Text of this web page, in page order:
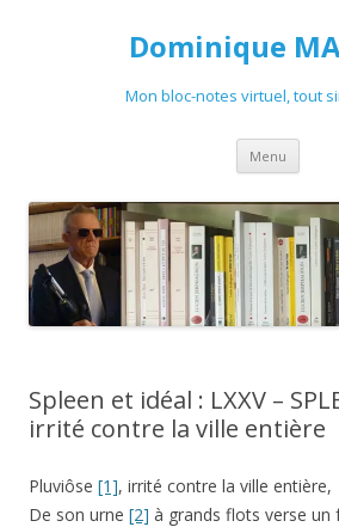
Dominique
Mon bloc-notes virtuel, tout
Menu Aller
Spleen et idéal : LXXV –
irrité contre la ville entière
Pluviôse [1], irrité contre la ville entière,
De son urne [2] à grands flots verse un